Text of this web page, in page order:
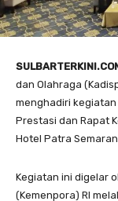
dan Olahraga
menghadiri
Prestasi dan Rapat
Hotel Patra
Kegiatan ini digelar
(Kemenpora) RI